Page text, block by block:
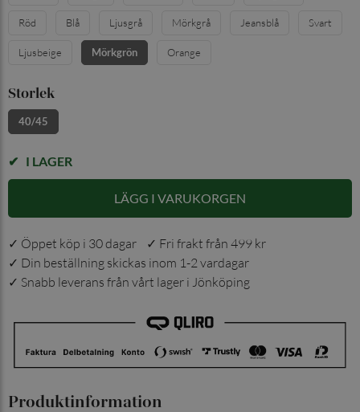
Röd Blå Ljusgrå Mörkgrå Jeansblå Svart
Ljusbeige Mörkgrön Orange
Storlek
40/45
I LAGER
LÄGG I VARUKORGEN
✓ Öppet köp i 30 dagar ✓ Fri frakt från 499 kr
✓ Din beställning skickas inom 1-2 vardagar
✓ Snabb leverans från vårt lager i Jönköping
Produktinformation